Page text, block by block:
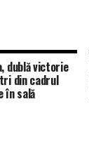
dublă victorie
din cadrul
în sală